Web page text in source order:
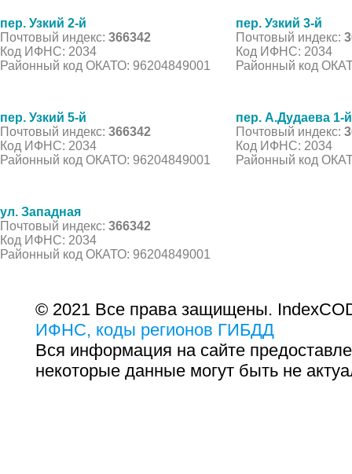
пер. Узкий 2-й
Почтовый индекс: 366342
Код ИФНС: 2034
Районный код ОКАТО: 96204849001
пер. Узкий 3-й
Почтовый индекс:
Код ИФНС: 2034
Районный код
пер. Узкий 5-й
Почтовый индекс: 366342
Код ИФНС: 2034
Районный код ОКАТО: 96204849001
пер. А.Дудаева 1-й
Почтовый индекс:
Код ИФНС: 2034
Районный код
ул. Западная
Почтовый индекс: 366342
Код ИФНС: 2034
Районный код ОКАТО: 96204849001
© 2021 Все права защищены.
ИФНС, коды регионов ГИБДД
Вся информация на сайте
некоторые данные могут быть не